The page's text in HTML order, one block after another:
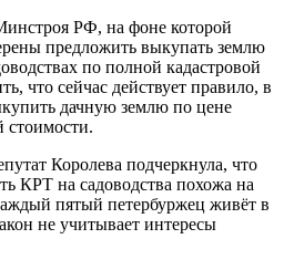
РФ, на фоне которой
предложить выкупать землю
по полной кадастровой
что сейчас действует правило, в
дачную землю по цене
стоимости.
Королева подчеркнула, что
КРТ на садоводства похожа на
пятый петербуржец живёт в
не учитывает интересы